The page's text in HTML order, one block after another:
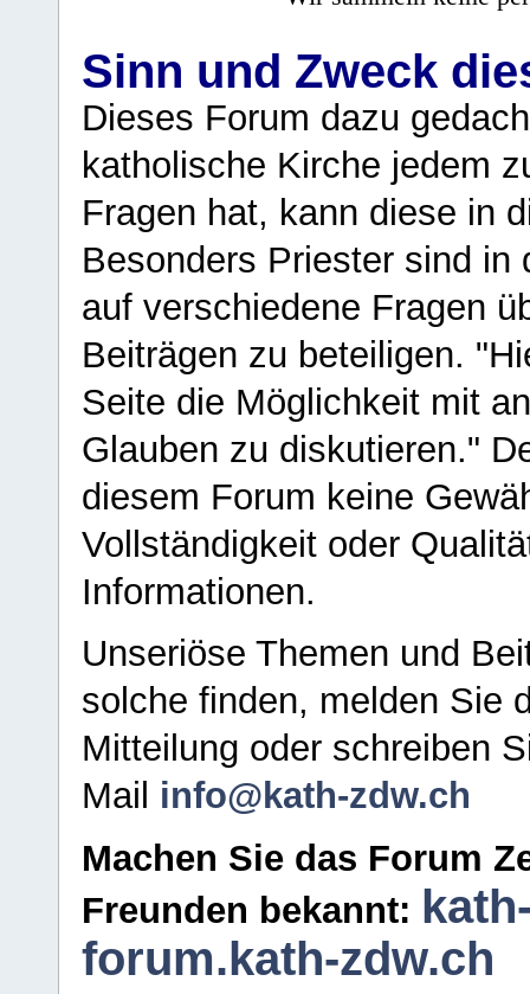
Sinn und Zweck
Dieses Forum dazu
katholische Kirche jedem
Fragen hat, kann diese in
Besonders Priester sind in
auf verschiedene Fragen
Beiträgen zu beteiligen.
Seite die Möglichkeit mit
Glauben zu diskutieren."
diesem Forum keine
Vollständigkeit oder
Informationen.
Unseriöse Themen und
solche finden, melden Sie
Mitteilung oder schreiben
Mail info@kath-zdw.ch
Machen Sie das Forum
Freunden bekannt:
forum.kath-zdw.ch